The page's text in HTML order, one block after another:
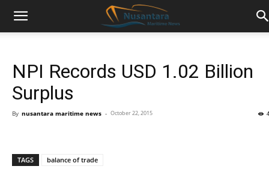
NPI Records USD 1.02 Billion
Surplus
By nusantara maritime news - October 22, 2015
TAGS balance of trade